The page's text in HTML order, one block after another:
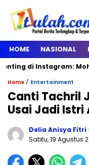
HOME NASIONAL
di Instagram: Mohon…
Home / Entertainment
Canti Tachril
Usai Jadi Istri
Delia Anisya Fitri
Sabtu, 19 Agustus